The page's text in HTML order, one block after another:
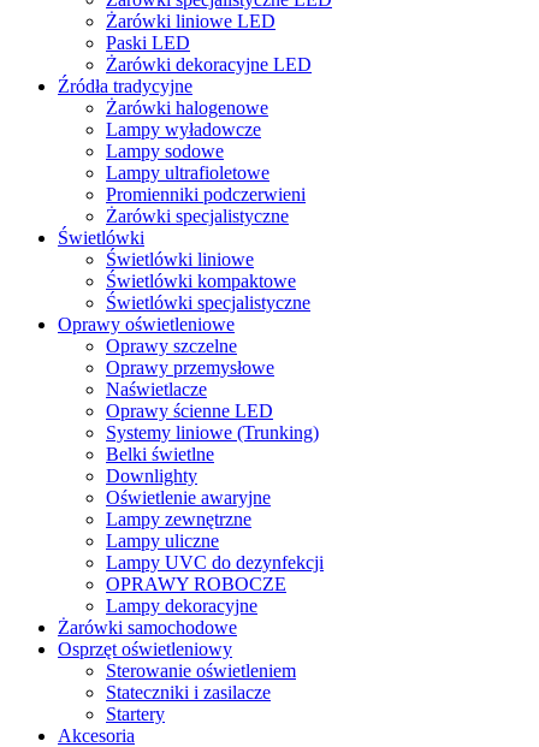
Żarówki liniowe LED
Paski LED
Żarówki dekoracyjne LED
Źródła tradycyjne
Żarówki halogenowe
Lampy wyładowcze
Lampy sodowe
Lampy ultrafioletowe
Promienniki podczerwieni
Żarówki specjalistyczne
Świetlówki
Świetlówki liniowe
Świetlówki kompaktowe
Świetlówki specjalistyczne
Oprawy oświetleniowe
Oprawy szczelne
Oprawy przemysłowe
Naświetlacze
Oprawy ścienne LED
Systemy liniowe (Trunking)
Belki świetlne
Downlighty
Oświetlenie awaryjne
Lampy zewnętrzne
Lampy uliczne
Lampy UVC do dezynfekcji
OPRAWY ROBOCZE
Lampy dekoracyjne
Żarówki samochodowe
Osprzęt oświetleniowy
Sterowanie oświetleniem
Stateczniki i zasilacze
Startery
Akcesoria